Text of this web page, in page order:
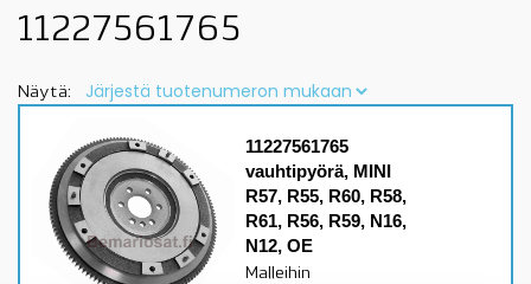
11227561765
Näytä:
11227561765
vauhtipyörä, MINI
R57, R55, R60, R58,
R61, R56, R59, N16,
N12, OE
Malleihin